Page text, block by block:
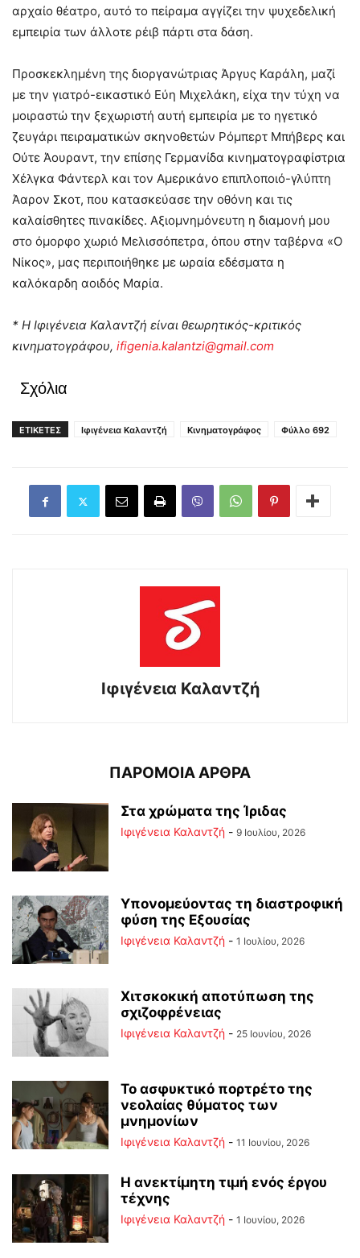
αρχαίο θέατρο, αυτό το πείραμα αγγίζει την ψυχεδελική
εμπειρία των άλλοτε ρέιβ πάρτι στα δάση.
Προσκεκλημένη της διοργανώτριας Άργυς Καράλη, μαζί
με την γιατρό-εικαστικό Εύη Μιχελάκη, είχα την τύχη να
μοιραστώ την ξεχωριστή αυτή εμπειρία με το ηγετικό
ζευγάρι πειραματικών σκηνοθετών Ρόμπερτ Μπήβερς και
Ούτε Άουραντ, την επίσης Γερμανίδα κινηματογραφίστρια
Χέλγκα Φάντερλ και τον Αμερικάνο επιπλοποιό-γλύπτη
Άαρον Σκοτ, που κατασκεύασε την οθόνη και τις
καλαίσθητες πινακίδες. Αξιομνημόνευτη η διαμονή μου
στο όμορφο χωριό Μελισσόπετρα, όπου στην ταβέρνα «Ο
Νίκος», μας περιποιήθηκε με ωραία εδέσματα η
καλόκαρδη αοιδός Μαρία.
* Η Ιφιγένεια Καλαντζή είναι θεωρητικός-κριτικός
κινηματογράφου, ifigenia.kalantzi@gmail.com
Σχόλια
ΕΤΙΚΕΤΕΣ Ιφιγένεια Καλαντζή Κινηματογράφος Φύλλο 692
Ιφιγένεια Καλαντζή
ΠΑΡΟΜΟΙΑ ΑΡΘΡΑ
Στα χρώματα της Ίριδας
Ιφιγένεια Καλαντζή - 9 Ιουλίου, 2026
Υπονομεύοντας τη διαστροφική
φύση της Εξουσίας
Ιφιγένεια Καλαντζή - 1 Ιουλίου, 2026
Χιτσκοκική αποτύπωση της
σχιζοφρένειας
Ιφιγένεια Καλαντζή - 25 Ιουνίου, 2026
Το ασφυκτικό πορτρέτο της
νεολαίας θύματος των
μνημονίων
Ιφιγένεια Καλαντζή - 11 Ιουνίου, 2026
Η ανεκτίμητη τιμή ενός έργου
τέχνης
Ιφιγένεια Καλαντζή - 1 Ιουνίου, 2026